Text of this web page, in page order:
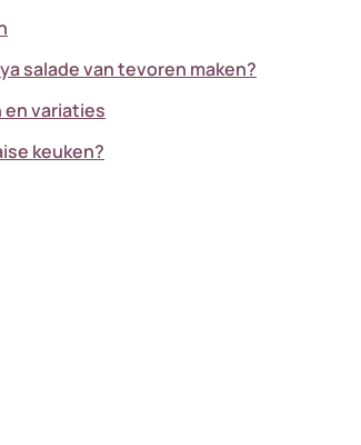
salade van tevoren maken?
variaties
keuken?